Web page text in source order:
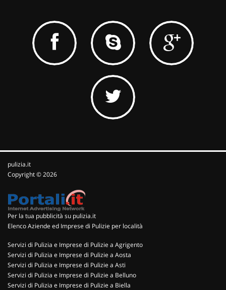
pulizia.it
Copyright © 2026
Per la tua pubblicità su pulizia.it
Elenco Aziende ed Imprese di Pulizie per località
Servizi di Pulizia e Imprese di Pulizie a Agrigento
Servizi di Pulizia e Imprese di Pulizie a Aosta
Servizi di Pulizia e Imprese di Pulizie a Asti
Servizi di Pulizia e Imprese di Pulizie a Belluno
Servizi di Pulizia e Imprese di Pulizie a Biella